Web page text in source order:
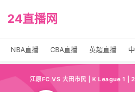
24直播网
NBA直播 CBA直播 英超直播
江原FC VS 大田市民 | K League 1